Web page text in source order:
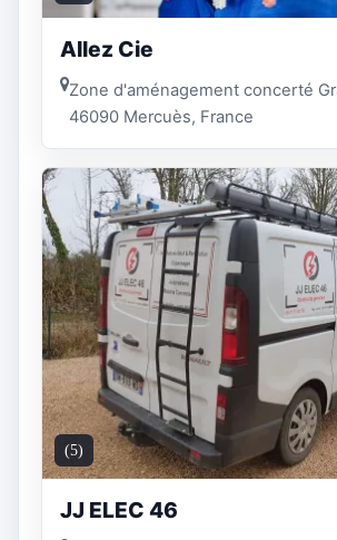
Allez Cie
Zone d'aménagement concerté
46090 Mercuès, France
(5)
JJ ELEC 46